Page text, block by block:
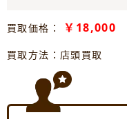
買取価格： ￥18,000
買取方法：店頭買取